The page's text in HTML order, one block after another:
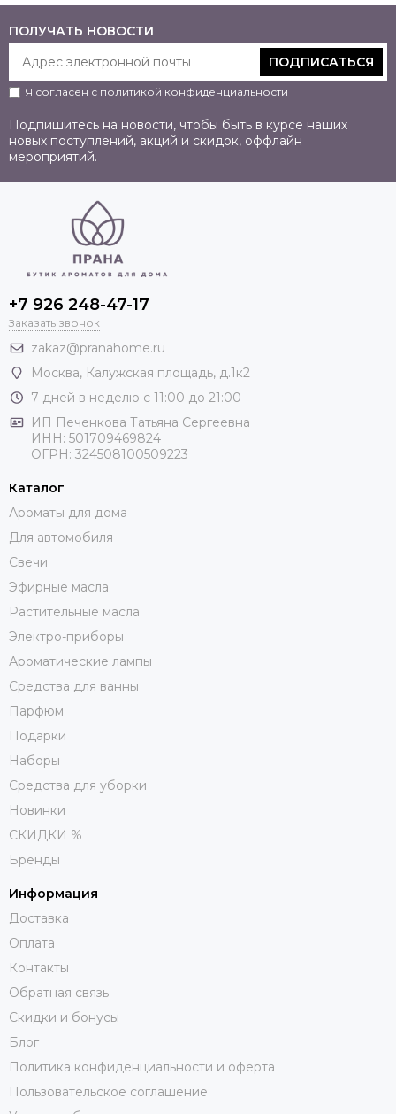
ПОЛУЧАТЬ НОВОСТИ
ПОДПИСАТЬСЯ
Я согласен с политикой конфиденциальности
Подпишитесь на новости, чтобы быть в курсе наших
новых поступлений, акций и скидок, оффлайн
мероприятий.
+7 926 248-47-17
Заказать звонок
zakaz@pranahome.ru
Москва, Калужская площадь, д.1к2
7 дней в неделю с 11:00 до 21:00
ИП Печенкова Татьяна Сергеевна
ИНН: 501709469824
ОГРН: 324508100509223
Каталог
Ароматы для дома
Для автомобиля
Свечи
Эфирные масла
Растительные масла
Электро-приборы
Ароматические лампы
Средства для ванны
Парфюм
Подарки
Наборы
Средства для уборки
Новинки
СКИДКИ %
Бренды
Информация
Доставка
Оплата
Контакты
Обратная связь
Скидки и бонусы
Блог
Политика конфиденциальности и оферта
Пользовательское соглашение